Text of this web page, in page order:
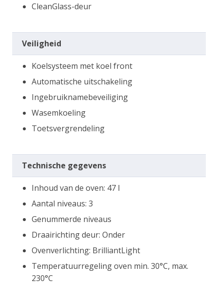
CleanGlass-deur
Veiligheid
Koelsysteem met koel front
Automatische uitschakeling
Ingebruiknamebeveiliging
Wasemkoeling
Toetsvergrendeling
Technische gegevens
Inhoud van de oven: 47 l
Aantal niveaus: 3
Genummerde niveaus
Draairichting deur: Onder
Ovenverlichting: BrilliantLight
Temperatuurregeling oven min. 30°C, max.
230°C